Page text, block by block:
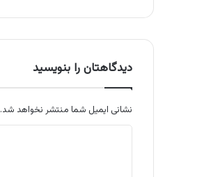
دیدگاهتان را بنویسید
نشانی ایمیل شما منتشر نخواهد شد.